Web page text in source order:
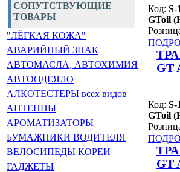
СОПУТСТВУЮЩИЕ
ТОВАРЫ
"ЛЁГКАЯ КОЖА"
АВАРИЙНЫЙ ЗНАК
АВТОМАСЛА, АВТОХИМИЯ
АВТООДЕЯЛО
АЛКОТЕСТЕРЫ всех видов
АНТЕННЫ
АРОМАТИЗАТОРЫ
БУМАЖНИКИ ВОДИТЕЛЯ
ВЕЛОСИПЕДЫ КОРЕИ
ГАДЖЕТЫ
Код: S-
GToil
GT
Код: S-
GToil
GT